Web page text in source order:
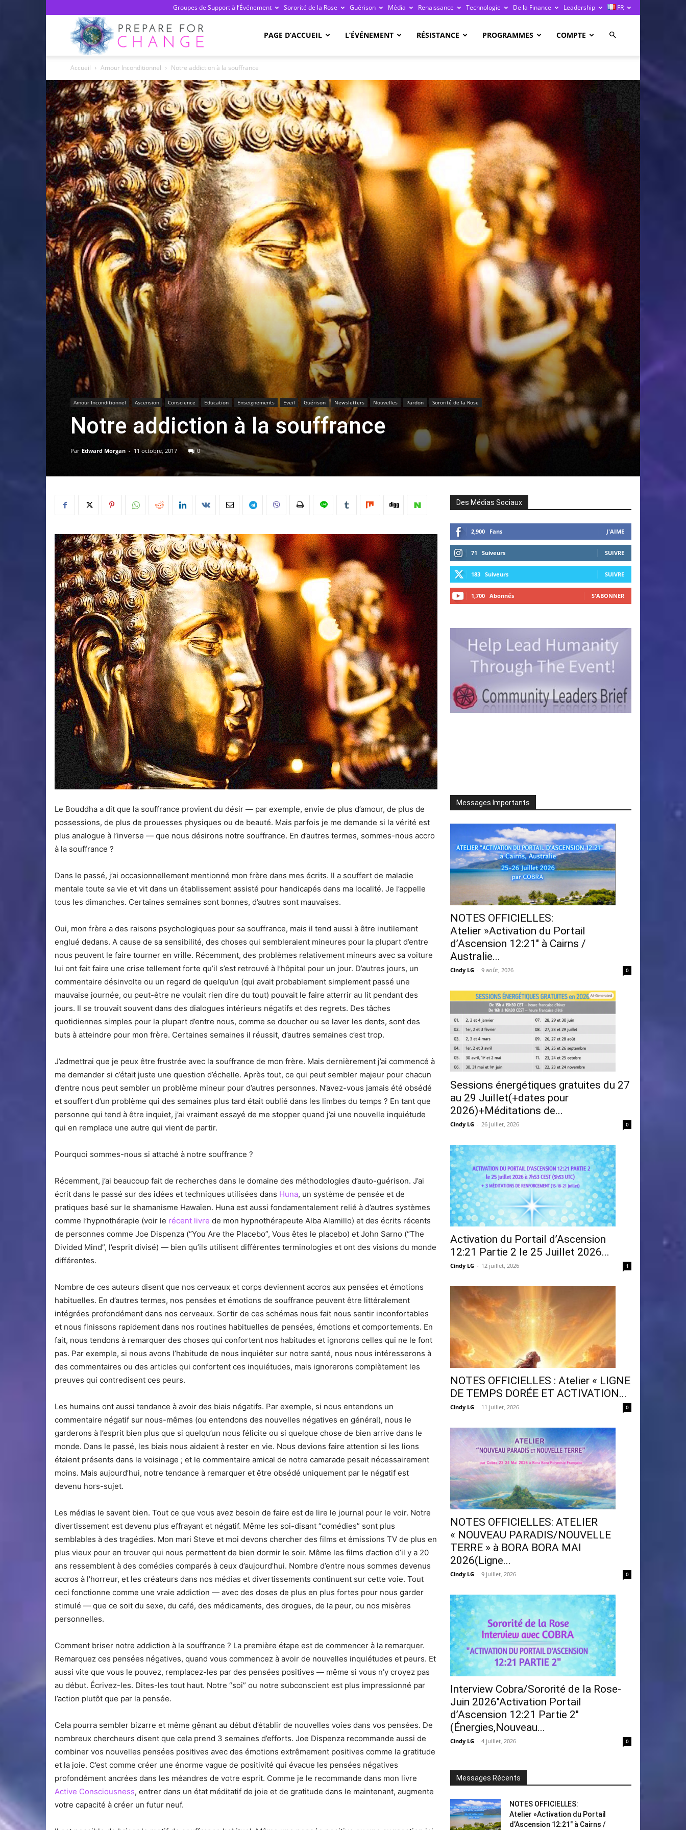
Groupes de Support à l’Événement Sororité de la Rose Guérison Média Renaissance Technologie De la Finance Leadership FR
Change
–
Français
PAGE D’ACCUEIL L’ÉVÉNEMENT RÉSISTANCE PROGRAMMES COMPTE
Accueil Amour Inconditionnel Notre addiction à la souffrance
Amour Inconditionnel Ascension Conscience Education Enseignements Eveil Guérison Newsletters Nouvelles Pardon Sororité de la Rose
Notre addiction à la souffrance
Par Edward Morgan - 11 octobre, 2017 0
Le Bouddha a dit que la souffrance provient du désir — par exemple, envie de plus d’amour, de plus de
possessions, de plus de prouesses physiques ou de beauté. Mais parfois je me demande si la vérité est
plus analogue à l’inverse — que nous désirons notre souffrance. En d’autres termes, sommes-nous accro
à la souffrance ?
Dans le passé, j’ai occasionnellement mentionné mon frère dans mes écrits. Il a souffert de maladie
mentale toute sa vie et vit dans un établissement assisté pour handicapés dans ma localité. Je l’appelle
tous les dimanches. Certaines semaines sont bonnes, d’autres sont mauvaises.
Oui, mon frère a des raisons psychologiques pour sa souffrance, mais il tend aussi à être inutilement
englué dedans. A cause de sa sensibilité, des choses qui sembleraient mineures pour la plupart d’entre
nous peuvent le faire tourner en vrille. Récemment, des problèmes relativement mineurs avec sa voiture
lui ont fait faire une crise tellement forte qu’il s’est retrouvé à l’hôpital pour un jour. D’autres jours, un
commentaire désinvolte ou un regard de quelqu’un (qui avait probablement simplement passé une
mauvaise journée, ou peut-être ne voulait rien dire du tout) pouvait le faire atterrir au lit pendant des
jours. Il se trouvait souvent dans des dialogues intérieurs négatifs et des regrets. Des tâches
quotidiennes simples pour la plupart d’entre nous, comme se doucher ou se laver les dents, sont des
buts à atteindre pour mon frère. Certaines semaines il réussit, d’autres semaines c’est trop.
J’admettrai que je peux être frustrée avec la souffrance de mon frère. Mais dernièrement j’ai commencé à
me demander si c’était juste une question d’échelle. Après tout, ce qui peut sembler majeur pour chacun
d’entre nous peut sembler un problème mineur pour d’autres personnes. N’avez-vous jamais été obsédé
et souffert d’un problème qui des semaines plus tard était oublié dans les limbes du temps ? En tant que
personne qui tend à être inquiet, j’ai vraiment essayé de me stopper quand j’ai une nouvelle inquiétude
qui en remplace une autre qui vient de partir.
Pourquoi sommes-nous si attaché à notre souffrance ?
Récemment, j’ai beaucoup fait de recherches dans le domaine des méthodologies d’auto-guérison. J’ai
écrit dans le passé sur des idées et techniques utilisées dans Huna, un système de pensée et de
pratiques basé sur le shamanisme Hawaïen. Huna est aussi fondamentalement relié à d’autres systèmes
comme l’hypnothérapie (voir le récent livre de mon hypnothérapeute Alba Alamillo) et des écrits récents
de personnes comme Joe Dispenza (“You Are the Placebo”, Vous êtes le placebo) et John Sarno (“The
Divided Mind”, l’esprit divisé) — bien qu’ils utilisent différentes terminologies et ont des visions du monde
différentes.
Nombre de ces auteurs disent que nos cerveaux et corps deviennent accros aux pensées et émotions
habituelles. En d’autres termes, nos pensées et émotions de souffrance peuvent être littéralement
intégrées profondément dans nos cerveaux. Sortir de ces schémas nous fait nous sentir inconfortables
et nous finissons rapidement dans nos routines habituelles de pensées, émotions et comportements. En
fait, nous tendons à remarquer des choses qui confortent nos habitudes et ignorons celles qui ne le font
pas. Par exemple, si nous avons l’habitude de nous inquiéter sur notre santé, nous nous intéresserons à
des commentaires ou des articles qui confortent ces inquiétudes, mais ignorerons complètement les
preuves qui contredisent ces peurs.
Les humains ont aussi tendance à avoir des biais négatifs. Par exemple, si nous entendons un
commentaire négatif sur nous-mêmes (ou entendons des nouvelles négatives en général), nous le
garderons à l’esprit bien plus que si quelqu’un nous félicite ou si quelque chose de bien arrive dans le
monde. Dans le passé, les biais nous aidaient à rester en vie. Nous devions faire attention si les lions
étaient présents dans le voisinage ; et le commentaire amical de notre camarade pesait nécessairement
moins. Mais aujourd’hui, notre tendance à remarquer et être obsédé uniquement par le négatif est
devenu hors-sujet.
Les médias le savent bien. Tout ce que vous avez besoin de faire est de lire le journal pour le voir. Notre
divertissement est devenu plus effrayant et négatif. Même les soi-disant “comédies” sont plus
semblables à des tragédies. Mon mari Steve et moi devons chercher des films et émissions TV de plus en
plus vieux pour en trouver qui nous permettent de bien dormir le soir. Même les films d’action d’il y a 20
ans ressemblent à des comédies comparés à ceux d’aujourd’hui. Nombre d’entre nous sommes devenus
accros à l’horreur, et les créateurs dans nos médias et divertissements continuent sur cette voie. Tout
ceci fonctionne comme une vraie addiction — avec des doses de plus en plus fortes pour nous garder
stimulé — que ce soit du sexe, du café, des médicaments, des drogues, de la peur, ou nos misères
personnelles.
Comment briser notre addiction à la souffrance ? La première étape est de commencer à la remarquer.
Remarquez ces pensées négatives, quand vous commencez à avoir de nouvelles inquiétudes et peurs. Et
aussi vite que vous le pouvez, remplacez-les par des pensées positives — même si vous n’y croyez pas
au début. Écrivez-les. Dites-les tout haut. Notre “soi” ou notre subconscient est plus impressionné par
l’action plutôt que par la pensée.
Cela pourra sembler bizarre et même gênant au début d’établir de nouvelles voies dans vos pensées. De
nombreux chercheurs disent que cela prend 3 semaines d’efforts. Joe Dispenza recommande aussi de
combiner vos nouvelles pensées positives avec des émotions extrêmement positives comme la gratitude
et la joie. C’est comme créer une énorme vague de positivité qui évacue les pensées négatives
profondément ancrées dans les méandres de votre esprit. Comme je le recommande dans mon livre
Active Consciousness, entrer dans un état méditatif de joie et de gratitude dans le maintenant, augmente
votre capacité à créer un futur neuf.
Des Médias Sociaux
2,900 Fans J'AIME
71 Suiveurs SUIVRE
183 Suiveurs SUIVRE
1,700 Abonnés S'ABONNER
Messages Importants
NOTES OFFICIELLES:
Atelier »Activation du Portail
d’Ascension 12:21″ à Cairns /
Australie...
Cindy LG - 9 août, 2026 0
Sessions énergétiques gratuites du 27
au 29 Juillet(+dates pour
2026)+Méditations de...
Cindy LG - 26 juillet, 2026 0
Activation du Portail d’Ascension
12:21 Partie 2 le 25 Juillet 2026...
Cindy LG - 12 juillet, 2026 1
NOTES OFFICIELLES : Atelier « LIGNE
DE TEMPS DORÉE ET ACTIVATION...
Cindy LG - 11 juillet, 2026 0
NOTES OFFICIELLES: ATELIER
« NOUVEAU PARADIS/NOUVELLE
TERRE » à BORA BORA MAI
2026(Ligne...
Cindy LG - 9 juillet, 2026 0
Interview Cobra/Sororité de la Rose-
Juin 2026″Activation Portail
d’Ascension 12:21 Partie 2″
(Énergies,Nouveau...
Cindy LG - 4 juillet, 2026 0
Messages Récents
NOTES OFFICIELLES:
Atelier »Activation du Portail
d’Ascension 12:21″ à Cairns /